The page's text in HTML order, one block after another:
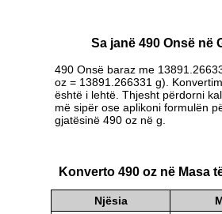
Sa janë 490 Onsë në
490 Onsë baraz me
oz = 13891.266331 g).
është i lehtë. Thjesht përdorni
më sipër ose aplikoni formulën
gjatësinë 490 oz në g.
Konverto 490 oz në Masa
Njësia